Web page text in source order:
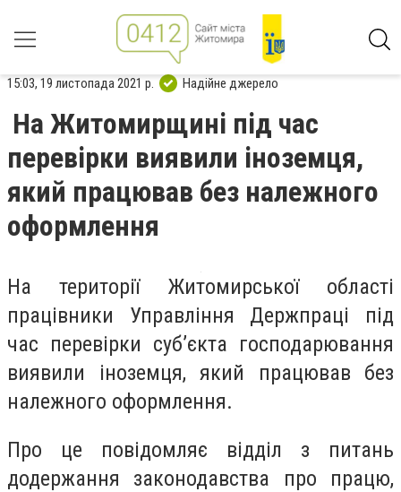
15:03, 19 листопада 2021 р. Надійне джерело
На Житомирщині під час
перевірки виявили іноземця,
який працював без належного
оформлення
На території Житомирської області
працівники Управління Держпраці під
час перевірки суб’єкта господарювання
виявили іноземця, який працював без
належного оформлення.
Про це повідомляє відділ з питань
додержання законодавства про працю,